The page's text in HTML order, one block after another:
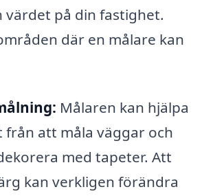
värdet på din fastighet.
där en målare kan
Målaren kan hjälpa
från att måla väggar och
med tapeter. Att
kan verkligen förändra